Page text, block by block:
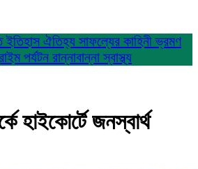
ইতিহাস ঐতিহ্য সাফল্যের কাহিনীভ্রমণ
পর্যটন রান্নাবান্নাস্বাস্থ্য
হাইকোর্টে জনস্বার্থ